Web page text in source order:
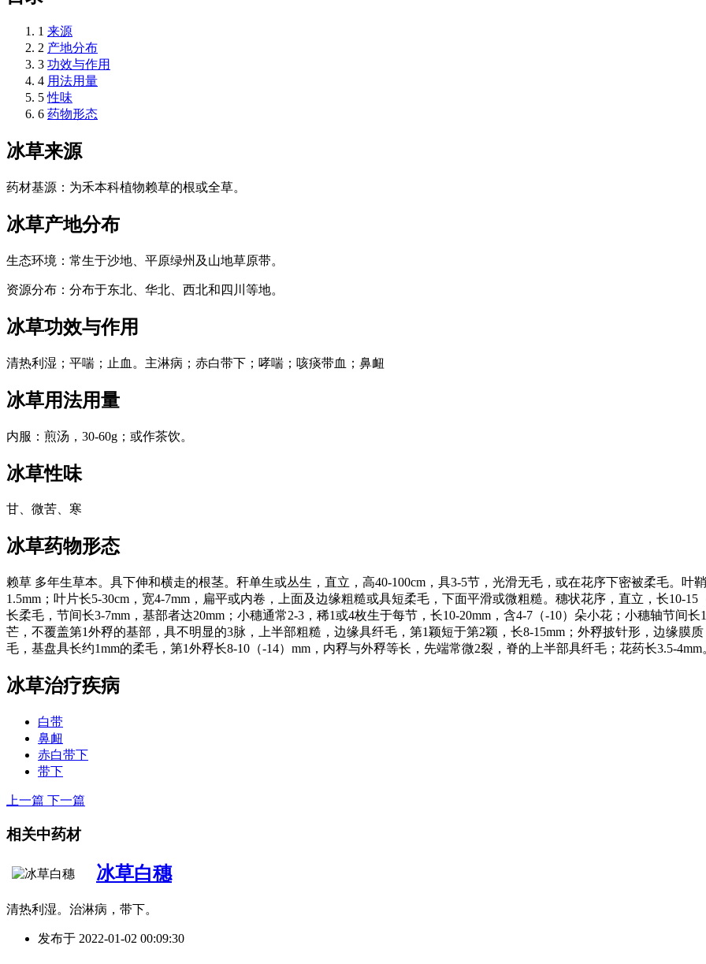
1 来源
2 产地分布
3 功效与作用
4 用法用量
5 性味
6 药物形态
冰草来源
药材基源：为禾本科植物赖草的根或全草。
冰草产地分布
生态环境：常生于沙地、平原绿州及山地草原带。
资源分布：分布于东北、华北、西北和四川等地。
冰草功效与作用
清热利湿；平喘；止血。主淋病；赤白带下；哮喘；咳痰带血；鼻衄
冰草用法用量
内服：煎汤，30-60g；或作茶饮。
冰草性味
甘、微苦、寒
冰草药物形态
赖草 多年生草本。具下伸和横走的根茎。秆单生或丛生，直立，高40-100cm，具3-5节，光滑无毛，或在花序下密被柔毛。
1.5mm；叶片长5-30cm，宽4-7mm，扁平或内卷，上面及边缘粗糙或具短柔毛，下面平滑或微粗糙。穗状花序，直立，长10-
长柔毛，节间长3-7mm，基部者达20mm；小穗通常2-3，稀1或4枚生于每节，长10-20mm，含4-7（-10）朵小花；小穗轴节间
芒，不覆盖第1外稃的基部，具不明显的3脉，上半部粗糙，边缘具纤毛，第1颖短于第2颖，长8-15mm；外稃披针形，边缘膜
毛，基盘具长约1mm的柔毛，第1外稃长8-10（-14）mm，内稃与外稃等长，先端常微2裂，脊的上半部具纤毛；花药长3.5-4mm
冰草治疗疾病
白带
鼻衄
赤白带下
带下
上一篇 下一篇
相关中药材
冰草白穗
清热利湿。治淋病，带下。
发布于 2022-01-02 00:09:30